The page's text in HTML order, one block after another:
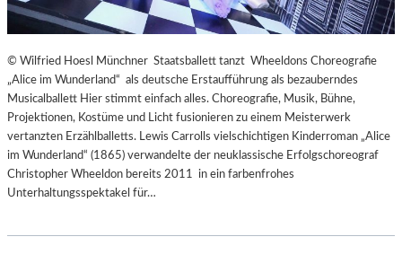
© Wilfried Hoesl Münchner Staatsballett tanzt Wheeldons Choreografie
„Alice im Wunderland“ als deutsche Erstaufführung als bezauberndes
Musicalballett Hier stimmt einfach alles. Choreografie, Musik, Bühne,
Projektionen, Kostüme und Licht fusionieren zu einem Meisterwerk
vertanzten Erzählballetts. Lewis Carrolls vielschichtigen Kinderroman „Alice
im Wunderland“ (1865) verwandelte der neuklassische Erfolgschoreograf
Christopher Wheeldon bereits 2011 in ein farbenfrohes
Unterhaltungsspektakel für…